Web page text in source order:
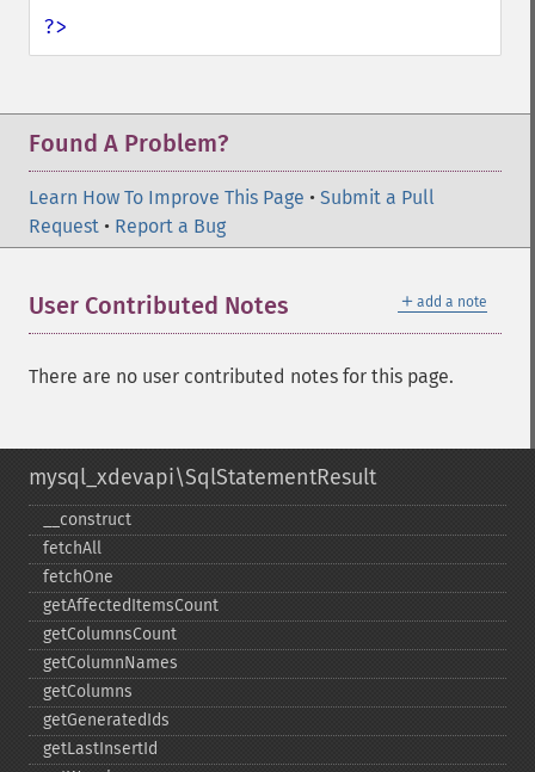
?>
Found A Problem?
Learn How To Improve This Page • Submit a Pull
Request • Report a Bug
＋ add a note
User Contributed Notes
There are no user contributed notes for this page.
mysql_xdevapi\SqlStatementResult
_​_​construct
fetchAll
fetchOne
getAffectedItemsCount
getColumnsCount
getColumnNames
getColumns
getGeneratedIds
getLastInsertId